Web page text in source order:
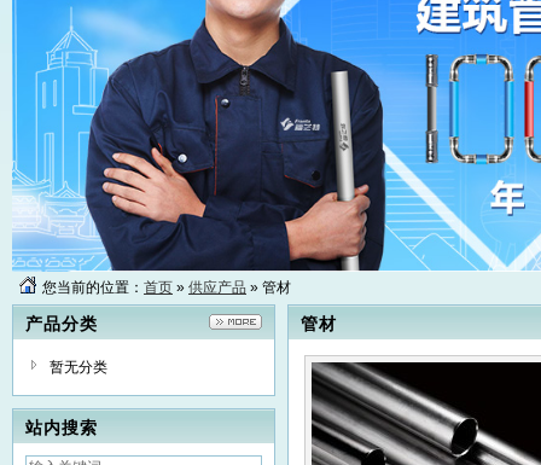
您当前的位置： 首页 » 供应产品 » 管材
产品分类
暂无分类
站内搜索
管材